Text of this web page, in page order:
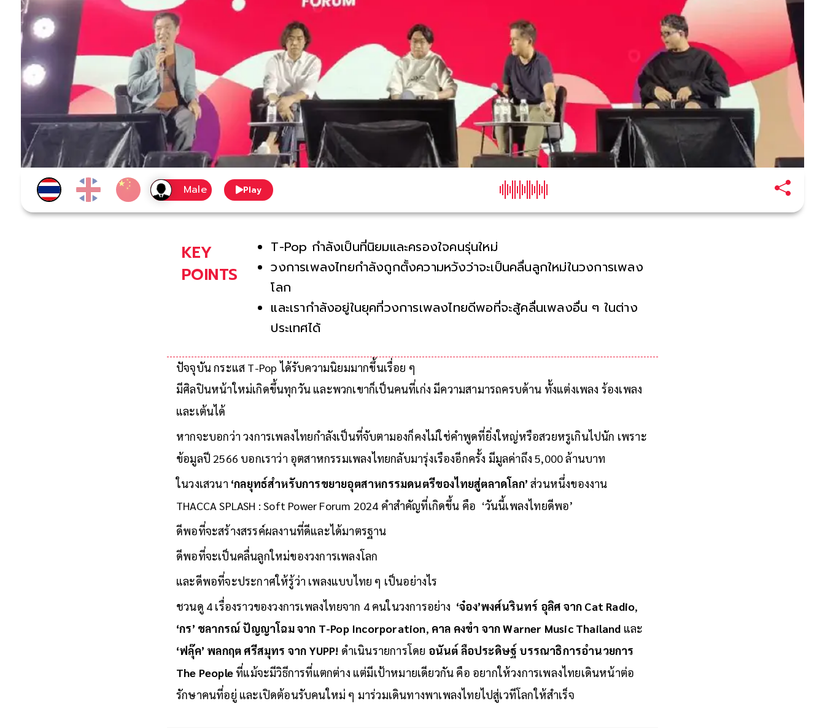
Play
KEY
POINTS
T-Pop กำลังเป็นที่นิยมและครองใจคนรุ่นใหม่
วงการเพลงไทยกำลังถูกตั้งความหวังว่าจะเป็นคลื่นลูกใหม่ในวงการเพลง
โลก
และเรากำลังอยู่ในยุคที่วงการเพลงไทยดีพอที่จะสู้คลื่นเพลงอื่น ๆ ในต่าง
ประเทศได้
ปัจจุบัน กระแส T-Pop ได้รับความนิยมมากขึ้นเรื่อย ๆ
มีศิลปินหน้าใหม่เกิดขึ้นทุกวัน และพวกเขาก็เป็นคนที่เก่ง มีความสามารถครบด้าน ทั้งแต่งเพลง ร้องเพลง
และเต้นได้
หากจะบอกว่า วงการเพลงไทยกำลังเป็นที่จับตามองก็คงไม่ใช่คำพูดที่ยิ่งใหญ่หรือสวยหรูเกินไปนัก เพราะ
ข้อมูลปี 2566 บอกเราว่า อุตสาหกรรมเพลงไทยกลับมารุ่งเรืองอีกครั้ง มีมูลค่าถึง 5,000 ล้านบาท
ในวงเสวนา ‘กลยุทธ์สำหรับการขยายอุตสาหกรรมดนตรีของไทยสู่ตลาดโลก’ส่วนหนึ่งของงาน
THACCA SPLASH : Soft Power Forum 2024 คำสำคัญที่เกิดขึ้น คือ ‘วันนี้เพลงไทยดีพอ’
ดีพอที่จะสร้างสรรค์ผลงานที่ดีและได้มาตรฐาน
ดีพอที่จะเป็นคลื่นลูกใหม่ของวงการเพลงโลก
และดีพอที่จะประกาศให้รู้ว่า เพลงแบบไทย ๆ เป็นอย่างไร
ชวนดู 4 เรื่องราวของวงการเพลงไทยจาก 4 คนในวงการอย่าง ‘จ๋อง’พงศ์นรินทร์ อุลิศ จาก Cat Radio,
‘กร’ ชลากรณ์ ปัญญาโฉม จาก T-Pop Incorporation, คาล คงขำ จาก Warner Music Thailand และ
‘ฟลุ๊ค’ พลกฤต ศรีสมุทร จาก YUPP! ดำเนินรายการโดย อนันต์ ลือประดิษฐ์ บรรณาธิการอำนวยการ
The People ที่แม้จะมีวิธีการที่แตกต่าง แต่มีเป้าหมายเดียวกัน คือ อยากให้วงการเพลงไทยเดินหน้าต่อ
รักษาคนที่อยู่ และเปิดต้อนรับคนใหม่ ๆ มาร่วมเดินทางพาเพลงไทยไปสู่เวทีโลกให้สำเร็จ